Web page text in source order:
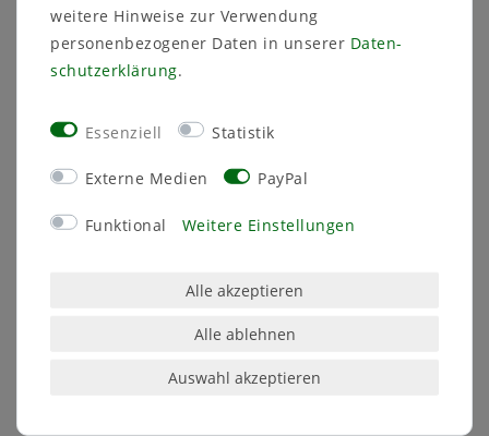
Warum Sandra Rich?
Die FirmaSandra Rich
die Produkte eine edle Atmosphäre und passen zu jedem
minimalistisch.
Ihre Vorteile beim Einkauf bei uns
Bestellwert von 50 € liefern wir Ihre Artikel
Flexible Zahlungsmöglichkeiten
weitere Hinweise zur Verwendung
personenbezogener Daten in unserer Daten­
schutz­erklärung.
Essenziell Statistik
Externe Medien PayPal
Funktional Weitere Einstellungen
Alle akzeptieren
Alle ablehnen
Auswahl akzeptieren